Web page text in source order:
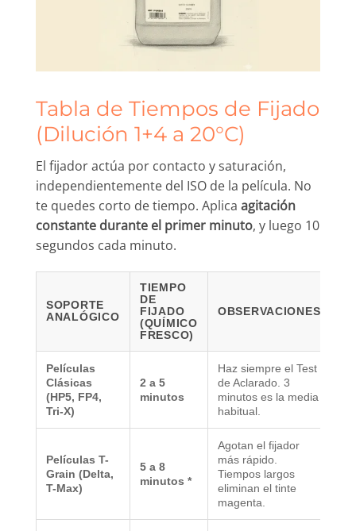
Tabla de Tiempos de Fijado
(Dilución 1+4 a 20°C)
El fijador actúa por contacto y saturación,
independientemente del ISO de la película. No
te quedes corto de tiempo. Aplica agitación
constante durante el primer minuto, y luego 10
segundos cada minuto.
SOPORTE
ANALÓGICO
TIEMPO
DE
FIJADO
(QUÍMICO
FRESCO)
OBSERVACIONES
Películas
Clásicas
(HP5, FP4,
Tri-X)
2 a 5
minutos
Haz siempre el Test
de Aclarado. 3
minutos es la media
habitual.
Películas T-
Grain (Delta,
T-Max)
5 a 8
minutos *
Agotan el fijador
más rápido.
Tiempos largos
eliminan el tinte
magenta.